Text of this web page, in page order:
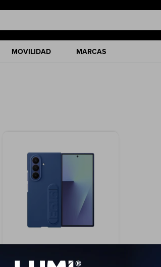
MOVILIDAD MARCAS
Z Fold7